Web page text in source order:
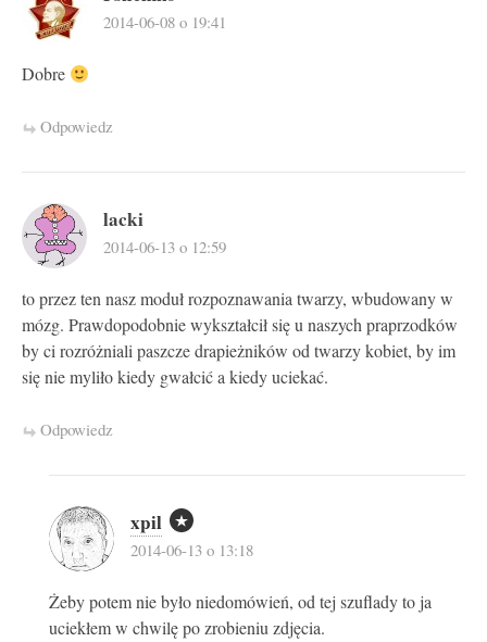
2014-06-08 o 19:41
Dobre
Odpowiedz
lacki
2014-06-13 o 12:59
to przez ten nasz moduł rozpoznawania twarzy, wbudowany w
mózg. Prawdopodobnie wykształcił się u naszych praprzodków
by ci rozróżniali paszcze drapieżników od twarzy kobiet, by im
się nie myliło kiedy gwałcić a kiedy uciekać.
Odpowiedz
xpil
2014-06-13 o 13:18
Żeby potem nie było niedomówień, od tej szuflady to ja
uciekłem w chwilę po zrobieniu zdjęcia.